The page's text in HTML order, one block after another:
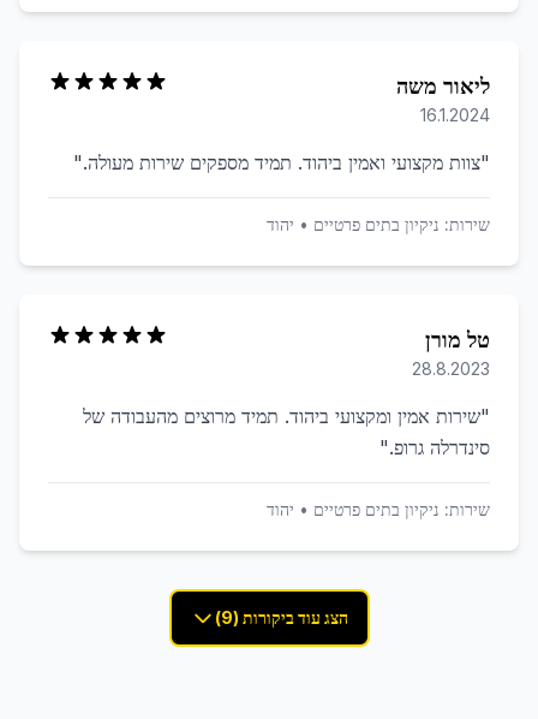
ליאור משה
16.1.2024
"צוות מקצועי ואמין ביהוד. תמיד מספקים שירות מעולה."
שירות: ניקיון בתים פרטיים • יהוד
טל מורן
28.8.2023
"שירות אמין ומקצועי ביהוד. תמיד מרוצים מהעבודה של
סינדרלה גרופ."
שירות: ניקיון בתים פרטיים • יהוד
הצג עוד ביקורות (9)